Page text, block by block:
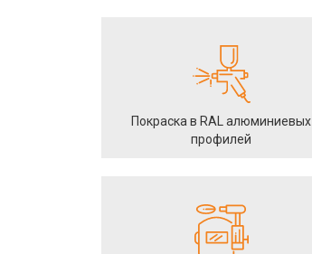
Покраска в RAL алюминиевых
профилей